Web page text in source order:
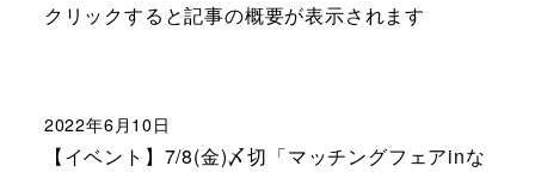
クリックすると記事の概要が表示されます
【イベント】7/8(金)〆切「マッチングフェアinな
2022年6月10日